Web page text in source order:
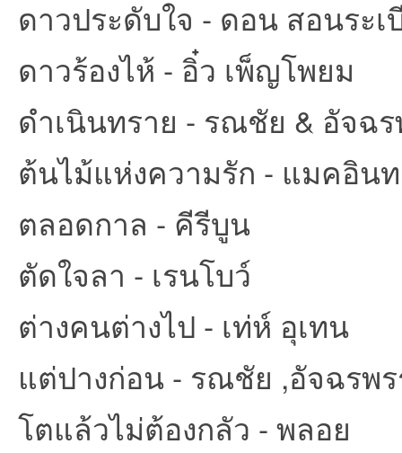
ดาวประดับใจ - ดอน สอนระเ
ดาวร้องไห้ - อิ๋ว เพ็ญโพยม
ดำเนินทราย - รณชัย & อัจฉ
ต้นไม้แห่งความรัก - แมคอิน
ตลอดกาล - คีรีบูน
ตัดใจลา - เรนโบว์
ต่างคนต่างไป - เท่ห์ อุเทน
แต่ปางก่อน - รณชัย ,อัจฉรพ
โตแล้วไม่ต้องกลัว - พลอย